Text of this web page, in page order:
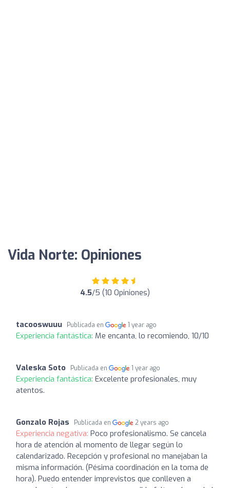
Vida Norte: Opiniones
4.5/5 (10 Opiniones)
tacooswuuu Publicada en 1 year ago
Experiencia fantástica: Me encanta, lo recomiendo, 10/10
Valeska Soto Publicada en 1 year ago
Experiencia fantástica: Excelente profesionales, muy
atentos.
Gonzalo Rojas Publicada en 2 years ago
Experiencia negativa: Poco profesionalismo. Se cancela
hora de atención al momento de llegar según lo
calendarizado. Recepción y profesional no manejaban la
misma información. (Pésima coordinación en la toma de
hora). Puedo entender imprevistos que conlleven a